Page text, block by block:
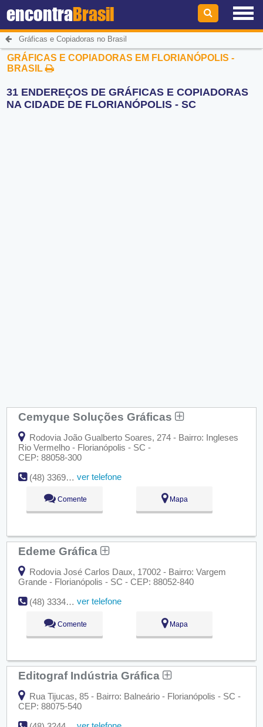
encontraBrasil
Gráficas e Copiadoras no Brasil
GRÁFICAS E COPIADORAS EM FLORIANÓPOLIS -
BRASIL
31 ENDEREÇOS DE GRÁFICAS E COPIADORAS
NA CIDADE DE FLORIANÓPOLIS - SC
Cemyque Soluções Gráficas
Rodovia João Gualberto Soares, 274 - Bairro: Ingleses
Rio Vermelho - Florianópolis - SC -
CEP: 88058-300
(48) 3369-4861
ver telefone
Comente Mapa
Edeme Gráfica
Rodovia José Carlos Daux, 17002 - Bairro: Vargem
Grande - Florianópolis - SC - CEP: 88052-840
(48) 3334-8122
ver telefone
Comente Mapa
Editograf Indústria Gráfica
Rua Tijucas, 85 - Bairro: Balneário - Florianópolis - SC -
CEP: 88075-540